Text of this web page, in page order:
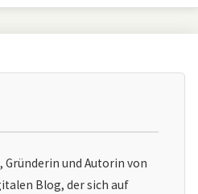
und Autorin von
Blog, der sich auf